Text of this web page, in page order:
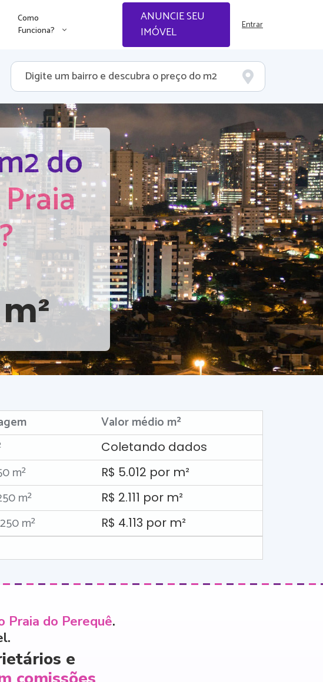
Como
Funciona?
ANUNCIE SEU
IMÓVEL
Entrar
do
Valor médio m²
Coletando dados
m² R$ 5.012 por m²
m² R$ 2.111 por m²
m² R$ 4.113 por m²
Praia do Perequê.
e